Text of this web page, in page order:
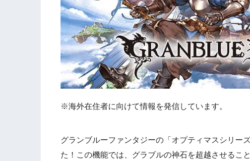
※海外在住者に向けて情報を発信しています。
グランブルーファンタジーの「オプティマスシリー
た！この機能では、グラブルの神石を超越させるこ